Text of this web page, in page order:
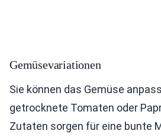
Gemüsevariationen
Sie können das Gemüse
getrocknete Tomaten oder
Zutaten sorgen für eine bunte